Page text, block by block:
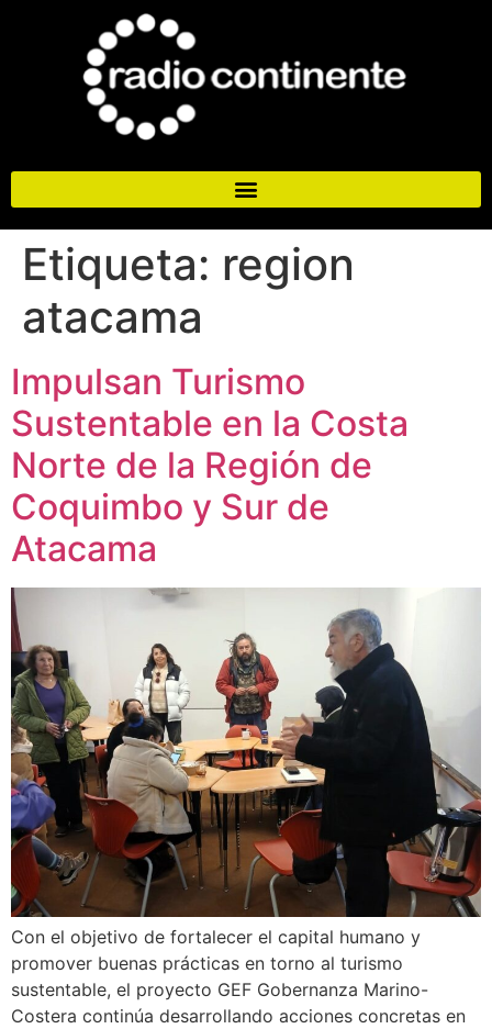
Etiqueta: region
atacama
Impulsan Turismo
Sustentable en la Costa
Norte de la Región de
Coquimbo y Sur de
Atacama
Con el objetivo de fortalecer el capital humano y
promover buenas prácticas en torno al turismo
sustentable, el proyecto GEF Gobernanza Marino-
Costera continúa desarrollando acciones concretas en